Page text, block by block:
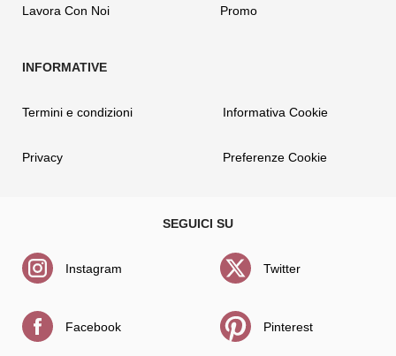
Lavora Con Noi Promo
Termini e condizioni
Privacy
Informativa Cookie
Preferenze Cookie
Instagram
Facebook
Twitter
Pinterest